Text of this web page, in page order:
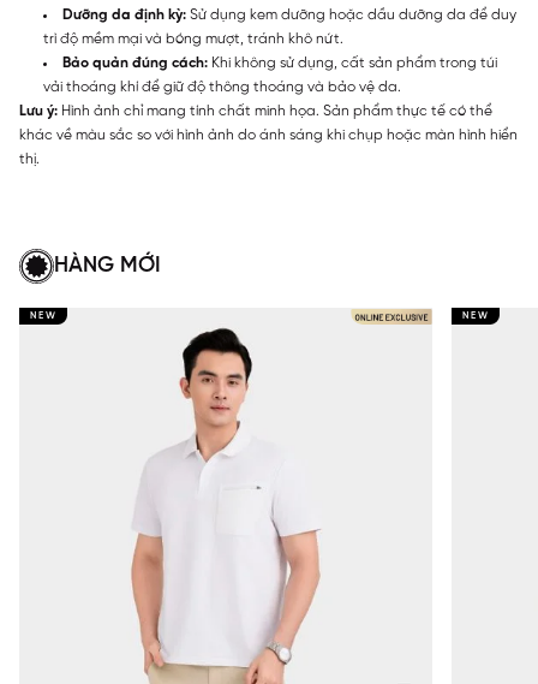
Dưỡng da định kỳ: Sử dụng kem dưỡng hoặc dầu dưỡng da để duy
trì độ mềm mại và bóng mượt, tránh khô nứt.
Bảo quản đúng cách: Khi không sử dụng, cất sản phẩm trong túi
vải thoáng khí để giữ độ thông thoáng và bảo vệ da.
Lưu ý: Hình ảnh chỉ mang tính chất minh họa. Sản phẩm thực tế có thể
khác về màu sắc so với hình ảnh do ánh sáng khi chụp hoặc màn hình hiển
thị.
HÀNG MỚI
NEW NEW